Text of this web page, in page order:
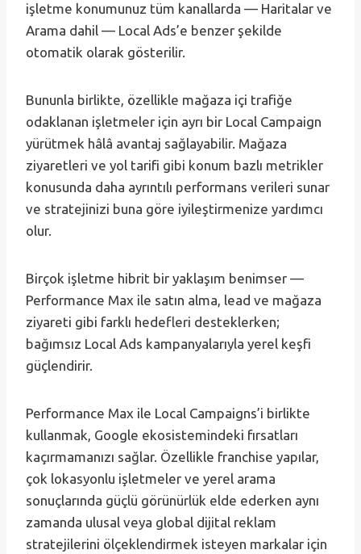
işletme konumunuz tüm kanallarda — Haritalar ve
Arama dahil — Local Ads’e benzer şekilde
otomatik olarak gösterilir.
Bununla birlikte, özellikle mağaza içi trafiğe
odaklanan işletmeler için ayrı bir Local Campaign
yürütmek hâlâ avantaj sağlayabilir. Mağaza
ziyaretleri ve yol tarifi gibi konum bazlı metrikler
konusunda daha ayrıntılı performans verileri sunar
ve stratejinizi buna göre iyileştirmenize yardımcı
olur.
Birçok işletme hibrit bir yaklaşım benimser —
Performance Max ile satın alma, lead ve mağaza
ziyareti gibi farklı hedefleri desteklerken;
bağımsız Local Ads kampanyalarıyla yerel keşfi
güçlendirir.
Performance Max ile Local Campaigns’i birlikte
kullanmak, Google ekosistemindeki fırsatları
kaçırmamanızı sağlar. Özellikle franchise yapılar,
çok lokasyonlu işletmeler ve yerel arama
sonuçlarında güçlü görünürlük elde ederken aynı
zamanda ulusal veya global dijital reklam
stratejilerini ölçeklendirmek isteyen markalar için